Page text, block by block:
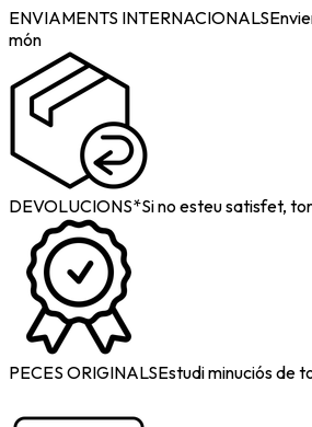
ENVIAMENTS INTERNACIONALS
món
DEVOLUCIONS*Si no esteu satisfet,
PECES ORIGINALSEstudi minuciós de